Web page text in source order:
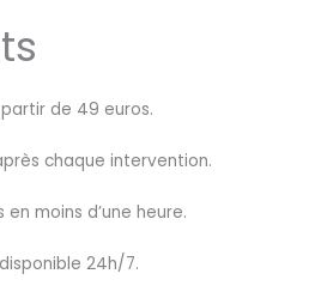
de 49 euros.
chaque intervention.
moins d’une heure.
24h/7.